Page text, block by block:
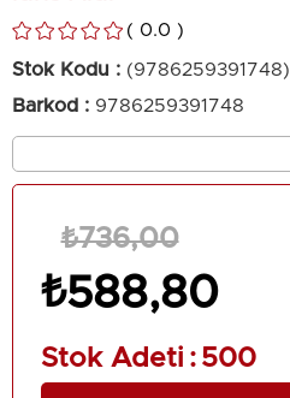
0.0
Stok Kodu
(9786259391748)
Barkod : 9786259391748
₺736,00
₺588,80
Stok Adeti : 500